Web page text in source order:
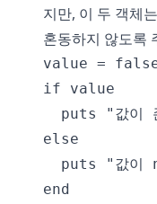
지만, 이 두 객체
혼동하지 않도록
value =
if value
puts "값이
else
puts "값이